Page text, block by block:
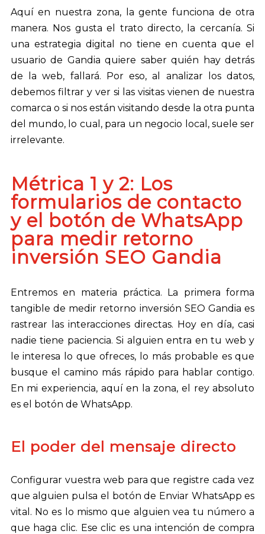
Aquí en nuestra zona, la gente funciona de otra
manera. Nos gusta el trato directo, la cercanía. Si
una estrategia digital no tiene en cuenta que el
usuario de Gandia quiere saber quién hay detrás
de la web, fallará. Por eso, al analizar los datos,
debemos filtrar y ver si las visitas vienen de nuestra
comarca o si nos están visitando desde la otra punta
del mundo, lo cual, para un negocio local, suele ser
irrelevante.
Métrica 1 y 2: Los
formularios de contacto
y el botón de WhatsApp
para medir retorno
inversión SEO Gandia
Entremos en materia práctica. La primera forma
tangible de medir retorno inversión SEO Gandia es
rastrear las interacciones directas. Hoy en día, casi
nadie tiene paciencia. Si alguien entra en tu web y
le interesa lo que ofreces, lo más probable es que
busque el camino más rápido para hablar contigo.
En mi experiencia, aquí en la zona, el rey absoluto
es el botón de WhatsApp.
El poder del mensaje directo
Configurar vuestra web para que registre cada vez
que alguien pulsa el botón de Enviar WhatsApp es
vital. No es lo mismo que alguien vea tu número a
que haga clic. Ese clic es una intención de compra